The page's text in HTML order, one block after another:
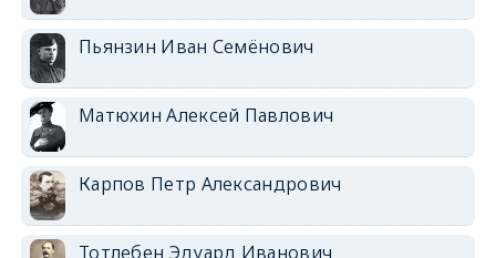
Пьянзин Иван Семёнович
Матюхин Алексей Павлович
Карпов Петр Александрович
Тотлебен Эдуард Иванович